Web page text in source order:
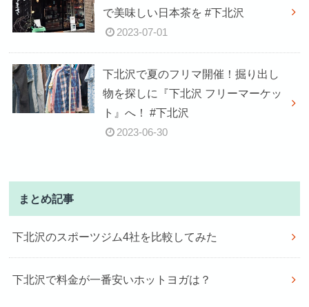
で美味しい日本茶を #下北沢
2023-07-01
下北沢で夏のフリマ開催！掘り出し
物を探しに『下北沢 フリーマーケッ
ト』へ！ #下北沢
2023-06-30
まとめ記事
下北沢のスポーツジム4社を比較してみた
下北沢で料金が一番安いホットヨガは？